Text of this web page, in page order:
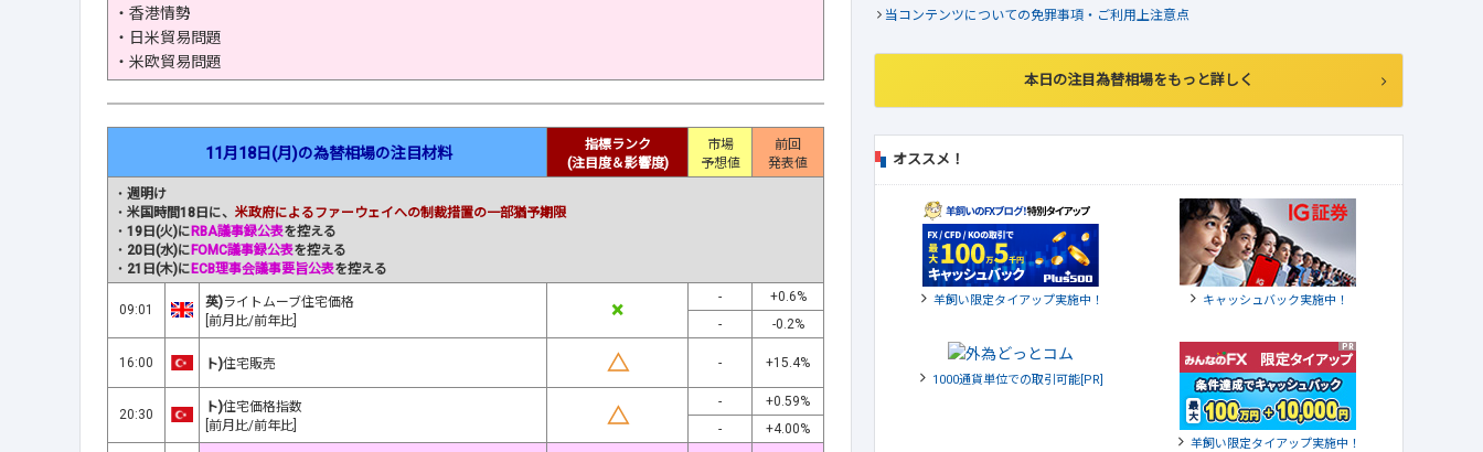
・香港情勢
・日米貿易問題
・米欧貿易問題
11月18日(月)の為替相場の注目材料
指標ランク
(注目度＆影響度)
市場
予想値
前回
発表値
・ 週明け
・ 米国時間18日に、 米政府によるファーウェイへの制裁措置の一部猶予期限
・ 19日(火)に RBA議事録公表を控える
・ 20日(水)に FOMC議事録公表を控える
・ 21日(木)に ECB理事会議事要旨公表を控える
09:01 英)ライトムーブ住宅価格
[前月比/前年比]
× -
+0.6%
-
-0.2%
16:00 ト)住宅販売 △ - +15.4%
20:30 ト)住宅価格指数
[前月比/前年比]
△
-
+0.59%
-
+4.00%
当コンテンツについての免罪事項・ご利用上注意点
本日の注目為替相場をもっと詳しく
オススメ！
羊飼い限定タイアップ実施中！ キャッシュバック実施中！
1000通貨単位での取引可能[PR]
羊飼い限定タイアップ実施中！